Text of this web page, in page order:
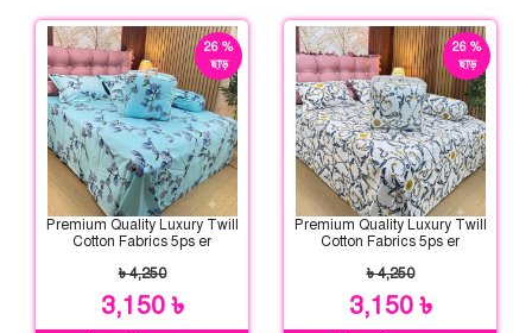
26 %
ছাড়
Premium Quality Luxury Twill
Cotton Fabrics 5ps er
৳ 4,250
3,150 ৳
26 %
ছাড়
Premium Quality Luxury Twill
Cotton Fabrics 5ps er
৳ 4,250
3,150 ৳